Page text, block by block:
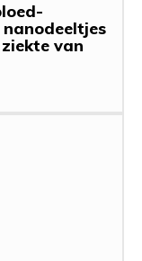
van